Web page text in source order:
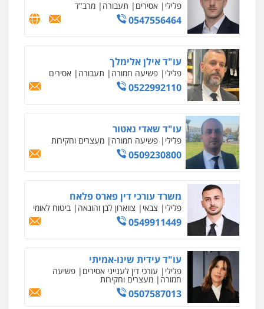
פלילי אסירים תעבורה מרב"ד
0547556464
עו"ד אילן אלימלך
פלילי פשיעה חמורה תעבורה אסירים
0522992110
עו"ד שאדי נאטור
פלילי פשיעה חמורה מעצרים וחקירות
0509230800
משרד עורכי דין פארס פלאח
פלילי צבאי צווארון לבן והונאה ביטוח לאומי
0549911449
עו"ד עידית שינו-אמיתי
פלילי עורכי דין לענייני אסירים פשיעה
חמורה מעצרים וחקירות
0507587013